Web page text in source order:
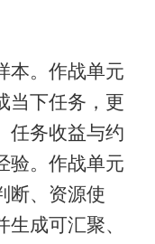
。作战单元
当下任务，更
任务收益与约
验。作战单元
断、资源使
成可汇聚、